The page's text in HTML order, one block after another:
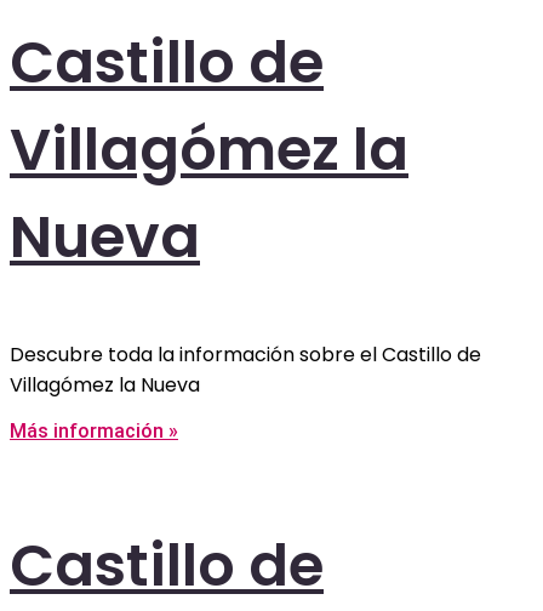
Castillo de
Villagómez la
Nueva
Descubre toda la información sobre el Castillo de
Villagómez la Nueva
Más información »
Castillo de